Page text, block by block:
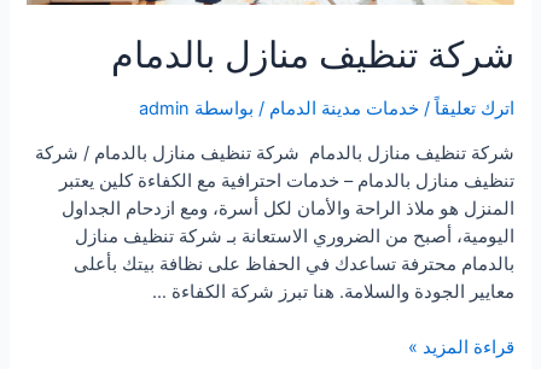
شركة تنظيف منازل بالدمام
اترك تعليقاً /خدمات مدينة الدمام / بواسطة admin
شركة تنظيف منازل بالدمام شركة تنظيف منازل بالدمام / شركة
تنظيف منازل بالدمام – خدمات احترافية مع الكفاءة كلين يعتبر
المنزل هو ملاذ الراحة والأمان لكل أسرة، ومع ازدحام الجداول
اليومية، أصبح من الضروري الاستعانة بـ شركة تنظيف منازل
بالدمام محترفة تساعدك في الحفاظ على نظافة بيتك بأعلى
معايير الجودة والسلامة. هنا تبرز شركة الكفاءة …
شركة
قراءة المزيد »